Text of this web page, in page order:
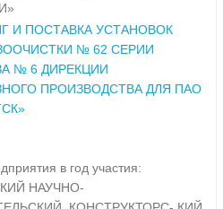
И ПОСТАВКА УСТАНОВОК
№ 62 СЕРИИ
№ 6 ДИРЕКЦИИ
ПРОИЗВОДСТВА ДЛЯ ПАО
в год участия:
НАУЧНО-